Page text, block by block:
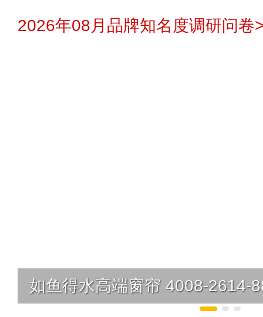
2026年08月品牌知名度调研问卷
如鱼得水高端窗帘 4008-2614-